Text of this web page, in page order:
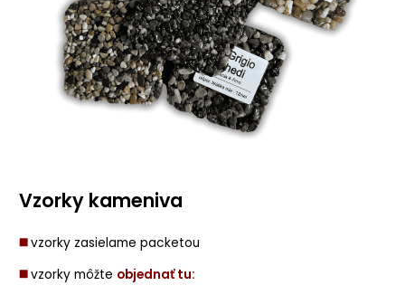
Vzorky kameniva
◼️vzorky zasielame packetou
◼️vzorky môžte objednať tu: